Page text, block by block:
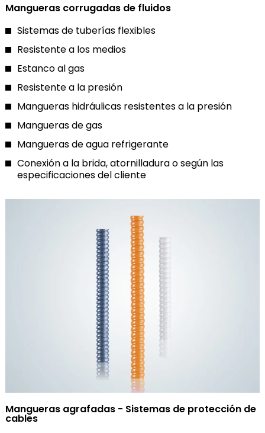
Mangueras corrugadas de fluidos
Sistemas de tuberías flexibles
Resistente a los medios
Estanco al gas
Resistente a la presión
Mangueras hidráulicas resistentes a la presión
Mangueras de gas
Mangueras de agua refrigerante
Conexión a la brida, atornilladura o según las
especificaciones del cliente
Mangueras agrafadas - Sistemas de protección de
cables